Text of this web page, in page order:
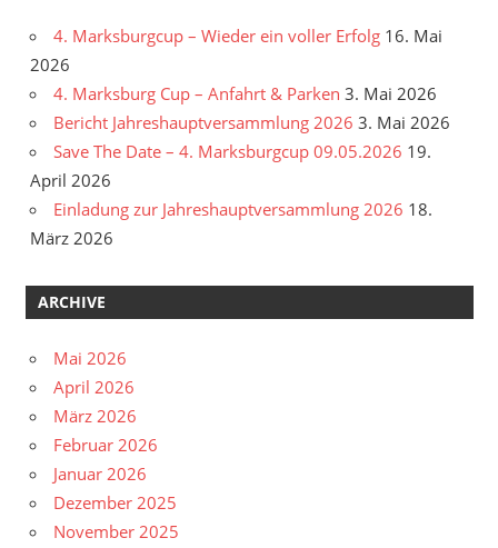
4. Marksburgcup – Wieder ein voller Erfolg 16. Mai
2026
4. Marksburg Cup – Anfahrt & Parken 3. Mai 2026
Bericht Jahreshauptversammlung 2026 3. Mai 2026
Save The Date – 4. Marksburgcup 09.05.2026 19.
April 2026
Einladung zur Jahreshauptversammlung 2026 18.
März 2026
ARCHIVE
Mai 2026
April 2026
März 2026
Februar 2026
Januar 2026
Dezember 2025
November 2025